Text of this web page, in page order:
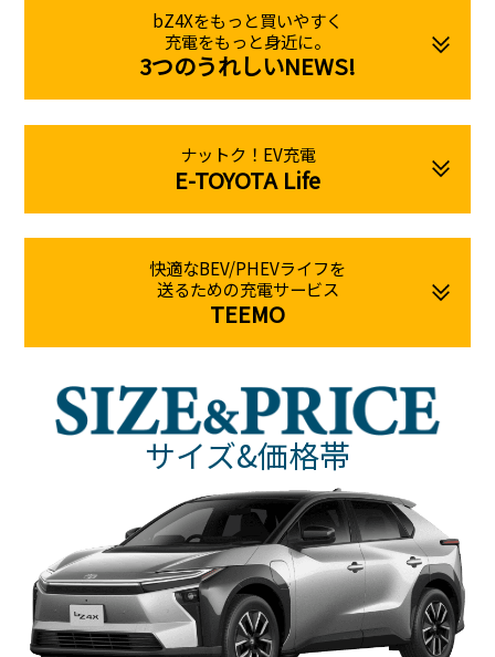
bZ4Xをもっと買いやすく
充電をもっと身近に。
3つのうれしいNEWS!
ナットク！EV充電
E-TOYOTA Life
快適なBEV/PHEVライフを
送るための充電サービス
TEEMO
サイズ&価格帯